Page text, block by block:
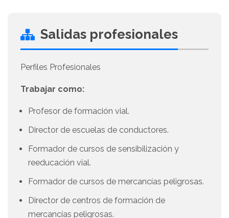
Salidas profesionales
Perfiles Profesionales
Trabajar como:
Profesor de formación vial.
Director de escuelas de conductores.
Formador de cursos de sensibilización y
reeducación vial.
Formador de cursos de mercancías peligrosas.
Director de centros de formación de
mercancías peligrosas.